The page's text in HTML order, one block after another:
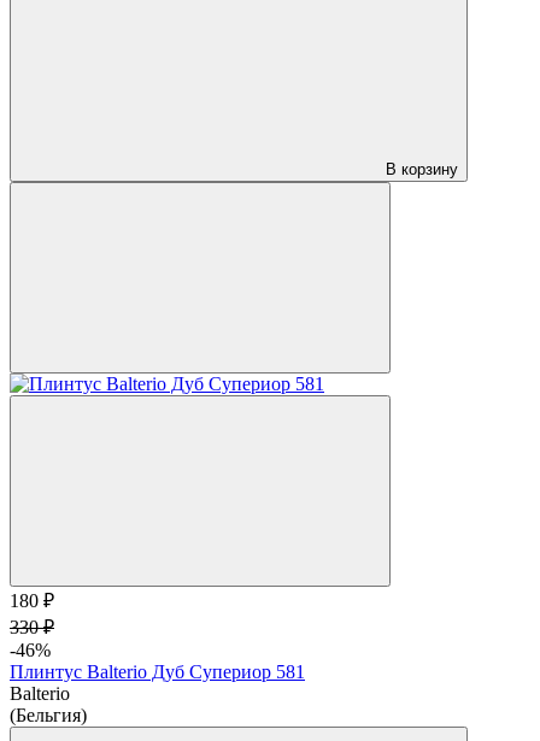
В корзину
180 ₽
330 ₽
-46%
Плинтус Balterio Дуб Супериор 581
Balterio
(Бельгия)